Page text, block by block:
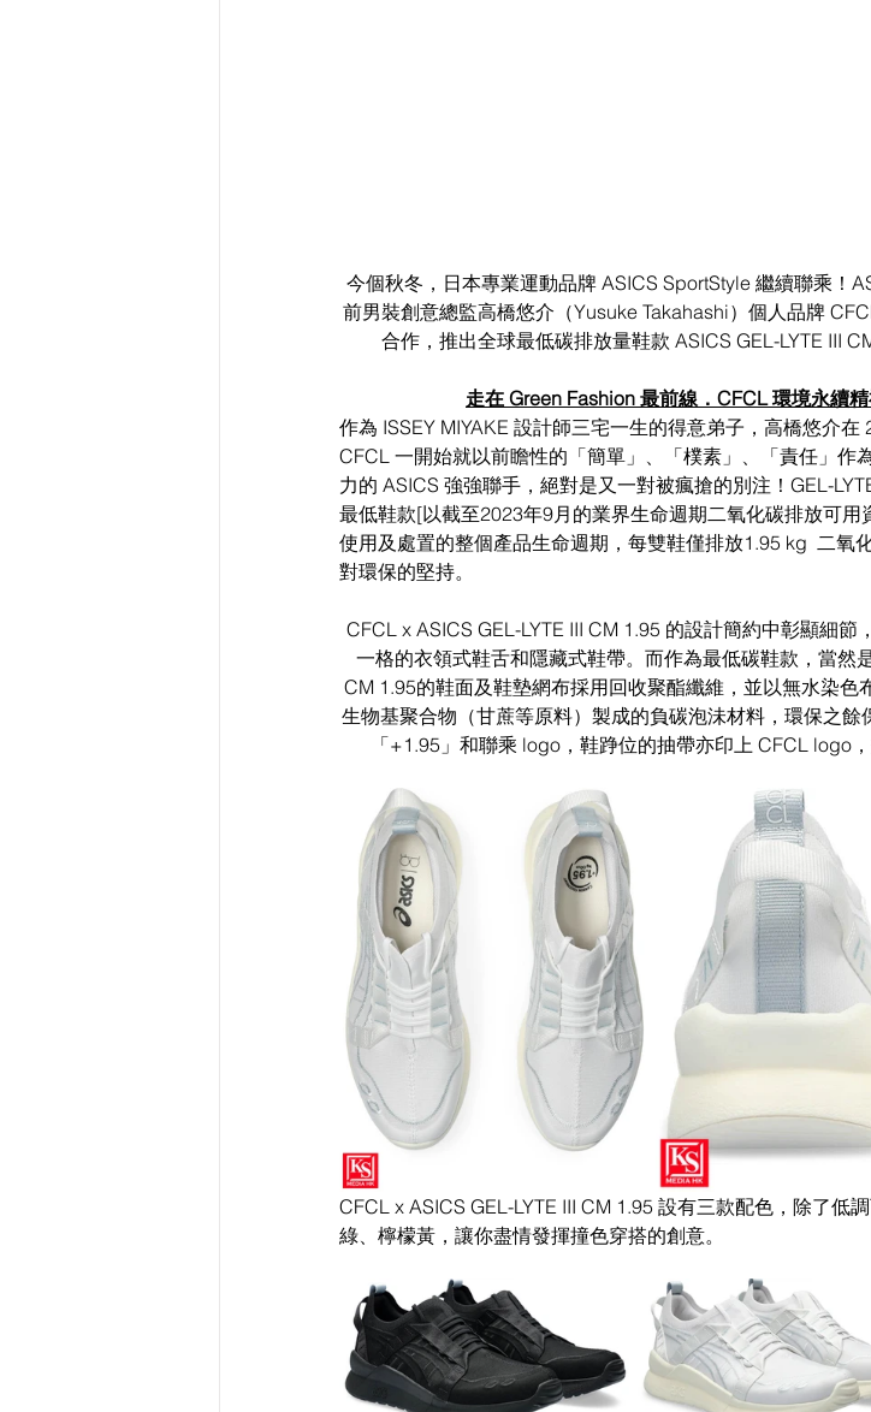
今個秋冬，日本專業運動品牌 ASICS SportStyle 繼續聯乘！
前男裝創意總監高橋悠介（Yusuke Takahashi）個人品牌
合作，推出全球最低碳排放量鞋款 ASICS GEL-LYTE III
走在 Green Fashion 最前線．CFCL 環境永續
作為 ISSEY MIYAKE 設計師三宅一生的得意弟子，高橋悠介
CFCL 一開始就以前瞻性的「簡單」、「樸素」、「責任」作
力的 ASICS 強強聯手，絕對是又一對被瘋搶的別注！GEL-
最低鞋款[以截至2023年9月的業界生命週期二氧化碳排放可用
使用及處置的整個產品生命週期，每雙鞋僅排放1.95 kg  二氧
對環保的堅持。
CFCL x ASICS GEL-LYTE III CM 1.95 的設計簡約中彰顯細
一格的衣領式鞋舌和隱藏式鞋帶。而作為最低碳鞋款，當然
CM 1.95的鞋面及鞋墊網布採用回收聚酯纖維，並以無水染
生物基聚合物（甘蔗等原料）製成的負碳泡沬材料，環保之
「+1.95」和聯乘 logo，鞋踭位的抽帶亦印上 CFCL logo
CFCL x ASICS GEL-LYTE III CM 1.95 設有三款配色，除了低
綠、檸檬黃，讓你盡情發揮撞色穿搭的創意。